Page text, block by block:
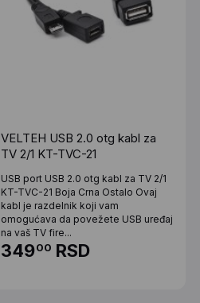
VELTEH USB 2.0 otg kabl za
TV 2/1 KT-TVC-21
USB port USB 2.0 otg kabl za TV 2/1
KT-TVC-21 Boja Crna Ostalo Ovaj
kabl je razdelnik koji vam
omogućava da povežete USB uređaj
na vaš TV fire...
34900 RSD